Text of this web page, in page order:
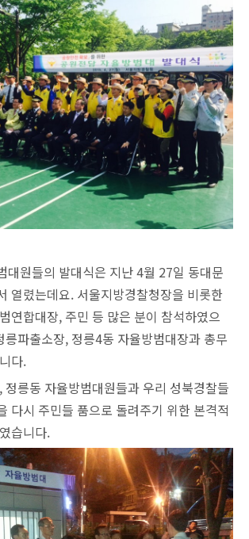
대원들의 발대식은 지난 4월 27일 동대문
열렸는데요. 서울지방경찰청장을 비롯한
연합대장, 주민 등 많은 분이 참석하였으
릉파출소장, 정릉4동 자율방범대장과 총무
다.
정릉동 자율방범대원들과 우리 성북경찰들
다시 주민들 품으로 돌려주기 위한 본격적
습니다.